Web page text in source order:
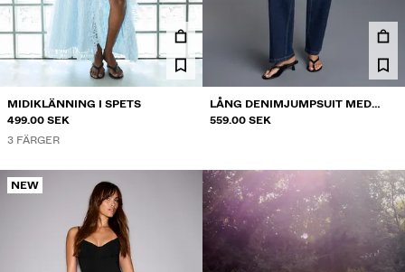
MIDIKLÄNNING I SPETS
499.00 SEK
3 FÄRGER
LÅNG DENIMJUMPSUIT MED
BANDEAU
559.00 SEK
NEW